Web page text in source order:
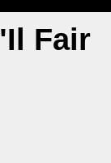
Fair